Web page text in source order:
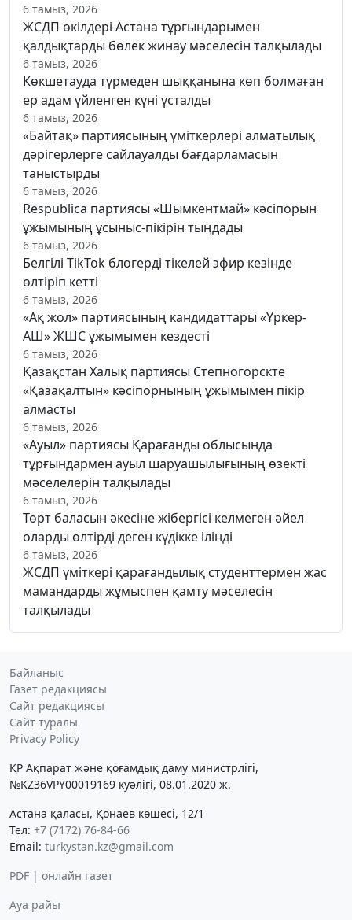
6 тамыз, 2026
ЖСДП өкілдері Астана тұрғындарымен
қалдықтарды бөлек жинау мәселесін талқылады
6 тамыз, 2026
Көкшетауда түрмеден шыққанына көп болмаған
ер адам үйленген күні ұсталды
6 тамыз, 2026
«Байтақ» партиясының үміткерлері алматылық
дәрігерлерге сайлауалды бағдарламасын
таныстырды
6 тамыз, 2026
Respublica партиясы «Шымкентмай» кәсіпорын
ұжымының ұсыныс-пікірін тыңдады
6 тамыз, 2026
Белгілі TikTok блогерді тікелей эфир кезінде
өлтіріп кетті
6 тамыз, 2026
«Ақ жол» партиясының кандидаттары «Үркер-
АШ» ЖШС ұжымымен кездесті
6 тамыз, 2026
Қазақстан Халық партиясы Степногорскте
«Қазақалтын» кәсіпорнының ұжымымен пікір
алмасты
6 тамыз, 2026
«Ауыл» партиясы Қарағанды облысында
тұрғындармен ауыл шаруашылығының өзекті
мәселелерін талқылады
6 тамыз, 2026
Төрт баласын әкесіне жібергісі келмеген әйел
оларды өлтірді деген күдікке ілінді
6 тамыз, 2026
ЖСДП үміткері қарағандылық студенттермен жас
мамандарды жұмыспен қамту мәселесін
талқылады
Байланыс
Газет редакциясы
Сайт редакциясы
Сайт туралы
Privacy Policy
ҚР Ақпарат және қоғамдық даму министрлігі,
№KZ36VPY00019169 куәлігі, 08.01.2020 ж.
Астана қаласы, Қонаев көшесі, 12/1
Тел: +7 (7172) 76-84-66
Email: turkystan.kz@gmail.com
PDF | онлайн газет
Ауа райы